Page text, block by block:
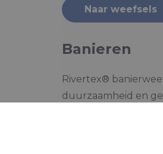
Naar weefsels
Banieren
Rivertex®
duurzaamheid en